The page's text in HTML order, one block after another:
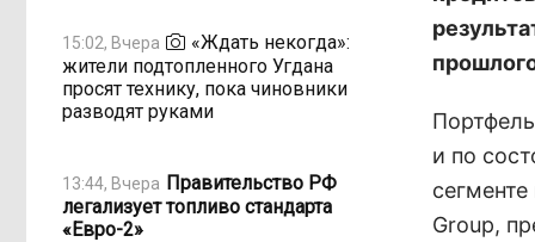
15:02, Вчера
«Ждать некогда»:
жители подтопленного Угдана
просят технику, пока чиновники
разводят руками
13:44, Вчера Правительство РФ
легализует топливо стандарта
«Евро-2»
и по
Group,